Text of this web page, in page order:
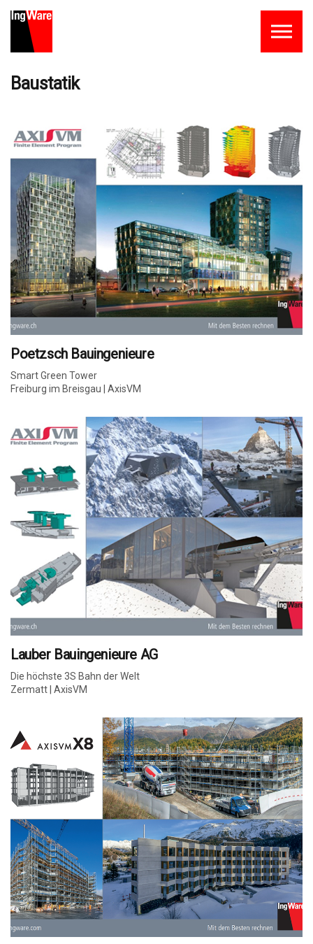
Baustatik
Poetzsch Bauingenieure
Smart Green Tower
Freiburg im Breisgau | AxisVM
Lauber Bauingenieure AG
Die höchste 3S Bahn der Welt
Zermatt | AxisVM